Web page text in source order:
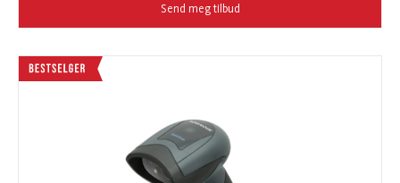
Send meg tilbud